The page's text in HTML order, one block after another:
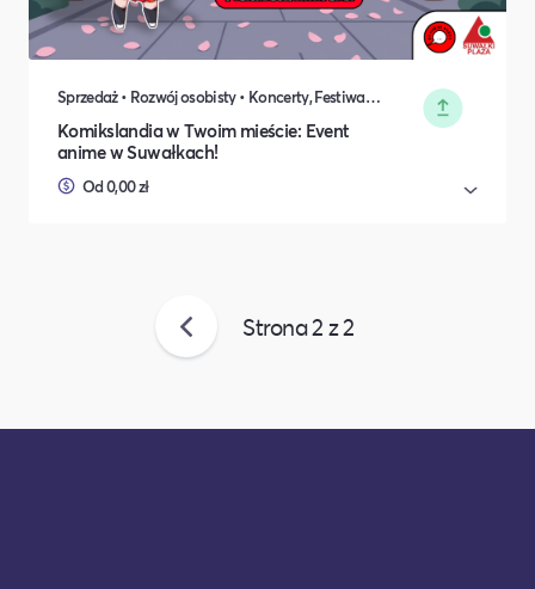
Sprzedaż • Rozwój osobisty • Koncerty, Festiwale, Rozrywka • DIY, Majsterkowanie, Hobby • Rodzina i relacje międzyludzkie
Komikslandia w Twoim mieście: Event
anime w Suwałkach!
Od 0,00 zł
Strona2 z2